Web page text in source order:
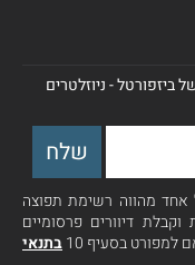
ביזפורטל - ניוזלטרים
אחד מהווה רשימת תפוצה
דיוורים פרסומיים
בסעיף 10
בתנאי